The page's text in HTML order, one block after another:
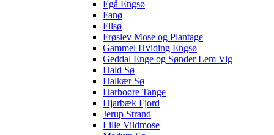
Egå Engsø
Fanø
Filsø
Frøslev Mose og Plantage
Gammel Hviding Engsø
Geddal Enge og Sønder Lem Vig
Hald Sø
Halkær Sø
Harboøre Tange
Hjarbæk Fjord
Jerup Strand
Lille Vildmose